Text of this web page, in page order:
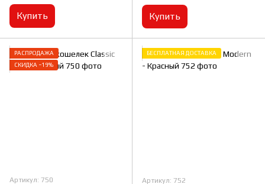
Купить Купить
РАСПРОДАЖА
СКИДКА −19%
Артикул: 750
БЕСПЛАТНАЯ ДОСТАВКА
Артикул: 752